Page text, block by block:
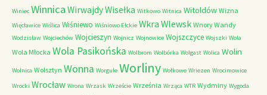
Winiec Winnica WirwajdyWisełka Witkowo Witnica Witoldów Wizna
Więcławice Wiślica Wiśniewo Wiśniowo Ełckie Wkra Wlewsk Wnory Wandy
Wodzisław Wojciechów Wojcieszyn Wojnicz Wojnowice Wojszczyce Wojszki Wola
Wola Młocka Wola Pasikońska Wolbrom Wolbórka Wolgast Wolica Wolin
Wolnica Wolsztyn Wonna Worgule Worliny Wołkowe Wriezen Wrocimowice
Wrocki Wrocław Wrona Wrzask Wrzeście Września Wrząca WTR Wydminy Wygoda